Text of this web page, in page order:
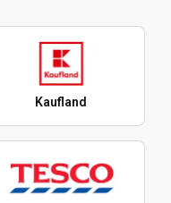
Kaufland